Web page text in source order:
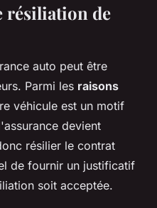
résiliation de
auto peut être
Parmi les raisons
véhicule est un motif
devient
résilier le contrat
de fournir un justificatif
soit acceptée.